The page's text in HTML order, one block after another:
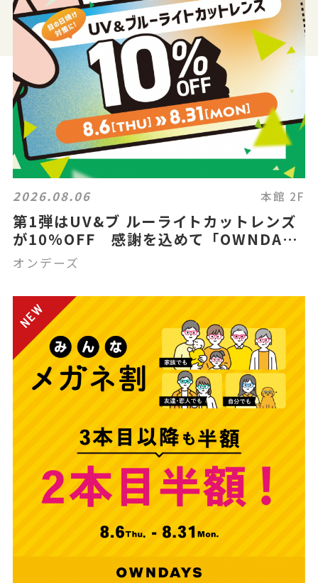
2026.08.06 本館 2F
第1弾はUV&ブ ルーライトカットレンズ
が10%OFF 感謝を込めて「OWNDAYS
THANK YOU FESTA」スタート!
オンデーズ